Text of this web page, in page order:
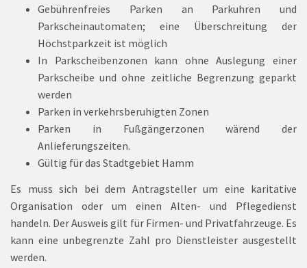
Gebührenfreies Parken an Parkuhren und
Parkscheinautomaten; eine Überschreitung der
Höchstparkzeit ist möglich
In Parkscheibenzonen kann ohne Auslegung einer
Parkscheibe und ohne zeitliche Begrenzung geparkt
werden
Parken in verkehrsberuhigten Zonen
Parken in Fußgängerzonen wärend der
Anlieferungszeiten.
Gültig für das Stadtgebiet Hamm
Es muss sich bei dem Antragsteller um eine karitative
Organisation oder um einen Alten- und Pflegedienst
handeln. Der Ausweis gilt für Firmen- und Privatfahrzeuge. Es
kann eine unbegrenzte Zahl pro Dienstleister ausgestellt
werden.